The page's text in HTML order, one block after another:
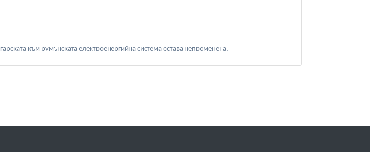
към румънската електроенергийна система остава непроменена.